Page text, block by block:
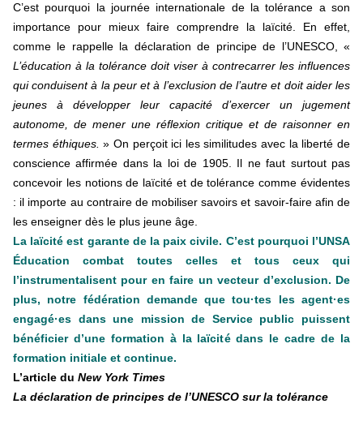
C’est pourquoi la journée internationale de la tolérance a son
importance pour mieux faire comprendre la laïcité. En effet,
comme le rappelle la déclaration de principe de l’UNESCO, «
L’éducation à la tolérance doit viser à contrecarrer les influences
qui conduisent à la peur et à l’exclusion de l’autre et doit aider les
jeunes à développer leur capacité d’exercer un jugement
autonome, de mener une réflexion critique et de raisonner en
termes éthiques.» On perçoit ici les similitudes avec la liberté de
conscience affirmée dans la loi de 1905. Il ne faut surtout pas
concevoir les notions de laïcité et de tolérance comme évidentes
: il importe au contraire de mobiliser savoirs et savoir-faire afin de
les enseigner dès le plus jeune âge.
La laïcité est garante de la paix civile. C’est pourquoi l’UNSA
Éducation combat toutes celles et tous ceux qui
l’instrumentalisent pour en faire un vecteur d’exclusion. De
plus, notre fédération demande que tou·tes les agent·es
engagé·es dans une mission de Service public puissent
bénéficier d’une formation à la laïcité dans le cadre de la
formation initiale et continue.
L’article du New York Times
La déclaration de principes de l’UNESCO sur la tolérance